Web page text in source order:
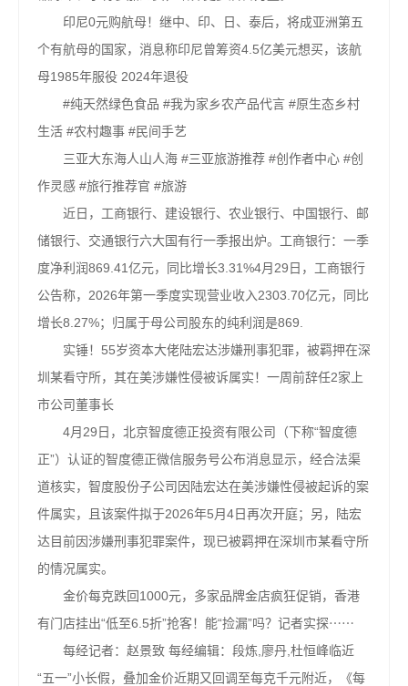
印尼0元购航母！继中、印、日、泰后，将成亚洲第五
个有航母的国家，消息称印尼曾筹资4.5亿美元想买，该航
母1985年服役 2024年退役
#纯天然绿色食品 #我为家乡农产品代言 #原生态乡村
生活 #农村趣事 #民间手艺
三亚大东海人山人海 #三亚旅游推荐 #创作者中心 #创
作灵感 #旅行推荐官 #旅游
近日，工商银行、建设银行、农业银行、中国银行、邮
储银行、交通银行六大国有行一季报出炉。工商银行：一季
度净利润869.41亿元，同比增长3.31%4月29日，工商银行
公告称，2026年第一季度实现营业收入2303.70亿元，同比
增长8.27%；归属于母公司股东的纯利润是869.
实锤！55岁资本大佬陆宏达涉嫌刑事犯罪，被羁押在深
圳某看守所，其在美涉嫌性侵被诉属实！一周前辞任2家上
市公司董事长
4月29日，北京智度德正投资有限公司（下称“智度德
正”）认证的智度德正微信服务号公布消息显示，经合法渠
道核实，智度股份子公司因陆宏达在美涉嫌性侵被起诉的案
件属实，且该案件拟于2026年5月4日再次开庭；另，陆宏
达目前因涉嫌刑事犯罪案件，现已被羁押在深圳市某看守所
的情况属实。
金价每克跌回1000元，多家品牌金店疯狂促销，香港
有门店挂出“低至6.5折”抢客！能“捡漏”吗？记者实探⋯⋯
每经记者：赵景致 每经编辑：段炼,廖丹,杜恒峰临近
“五一”小长假，叠加金价近期又回调至每克千元附近，《每